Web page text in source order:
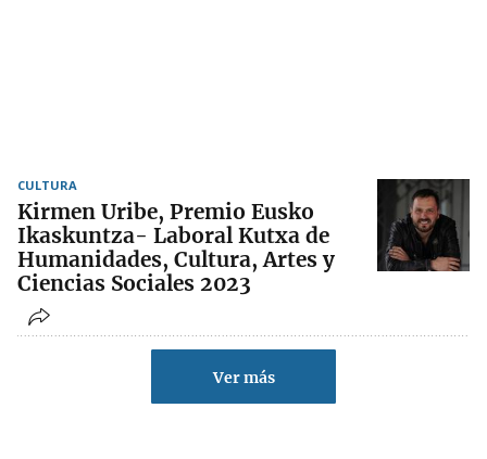
CULTURA
Kirmen Uribe, Premio Eusko
Ikaskuntza- Laboral Kutxa de
Humanidades, Cultura, Artes y
Ciencias Sociales 2023
Ver más